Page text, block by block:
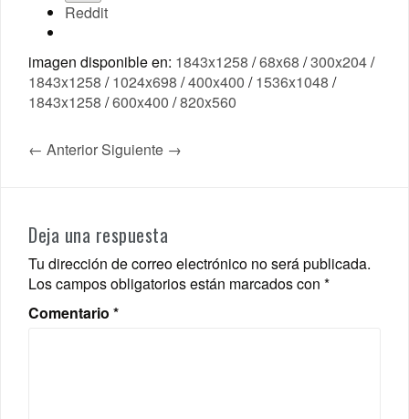
Reddit
imagen disponible en: 1843x1258 /68x68 /300x204/
1843x1258 /1024x698 /400x400 /1536x1048 /
1843x1258 /600x400 /820x560
← Anterior Siguiente →
Deja una respuesta
Tu dirección de correo electrónico no será publicada.
Los campos obligatorios están marcados con *
Comentario *